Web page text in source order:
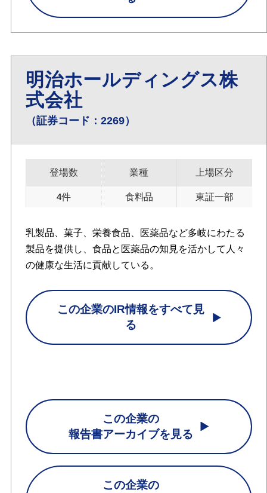
明治ホールディングス株
式会社
（証券コード：2269）
登場数
4件
業種
食料品
上場区分
東証一部
乳製品、菓子、栄養食品、医薬品など多岐にわたる
製品を提供し、食品と医薬品の知見を活かして人々
の健康な生活に貢献している。
この企業のIR情報をすべて見
る
この企業の
報告書アーカイブを見る
この企業の